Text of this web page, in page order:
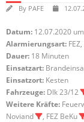
By PAFE
Datum: 12.07.2020
Alarmierungsart:
Dauer: 18 Minuten
Einsatzart:
Einsatzort: Kesten
Fahrzeuge: Dlk 23/12
Weitere Kräfte:
Noviand
, FEZ BeKu